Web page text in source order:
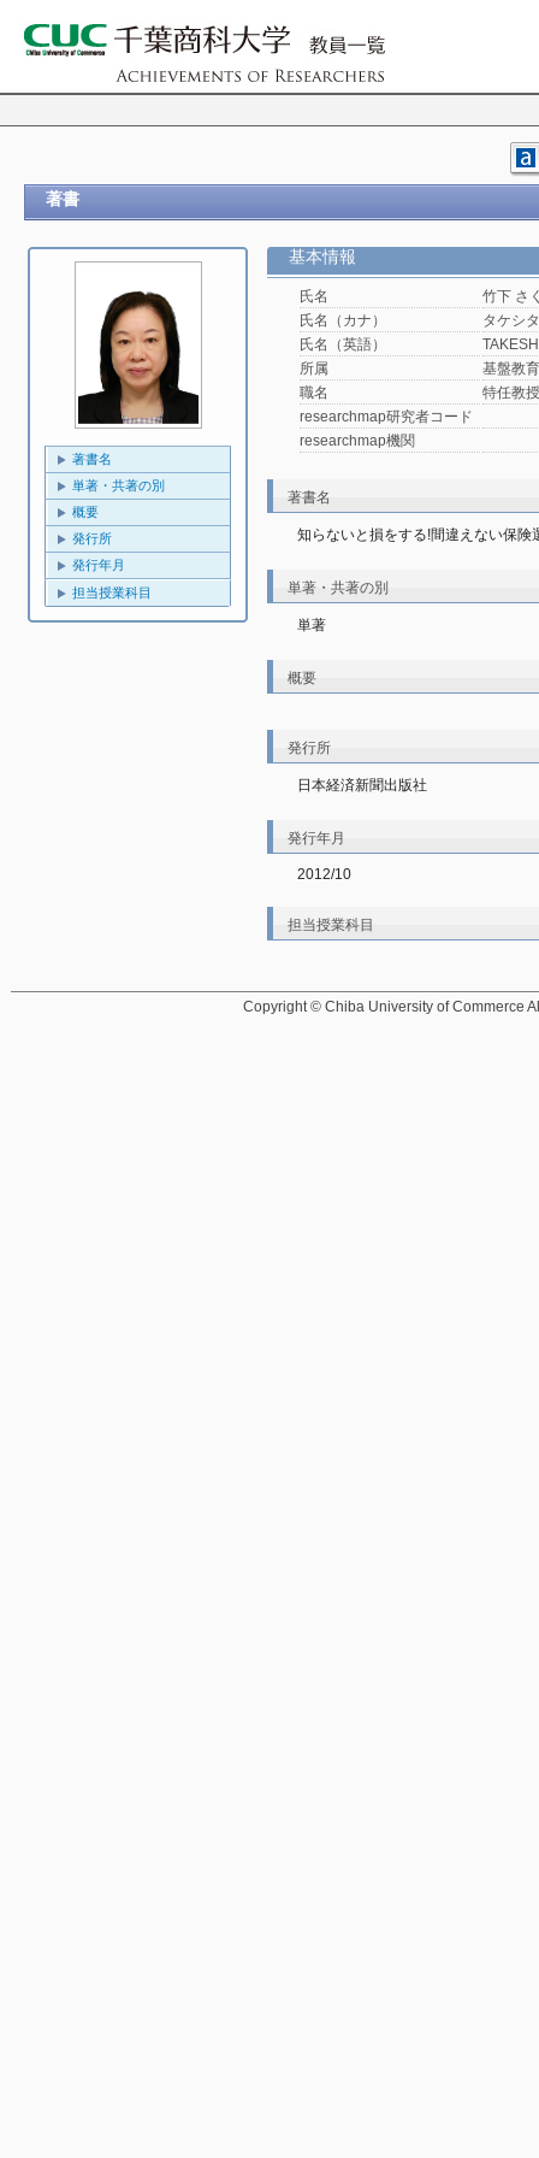
著書
著書名
単著・共著の別
概要
発行所
発行年月
担当授業科目
基本情報
氏名
竹下 さ
氏名（カナ）
タケシ
氏名（英語）
所属
基盤教
職名
特任教授
researchmap研究者コード
researchmap機関
著書名
知らないと損をする!間違えない保険
単著・共著の別
単著
概要
発行所
日本経済新聞出版社
発行年月
2012/10
担当授業科目